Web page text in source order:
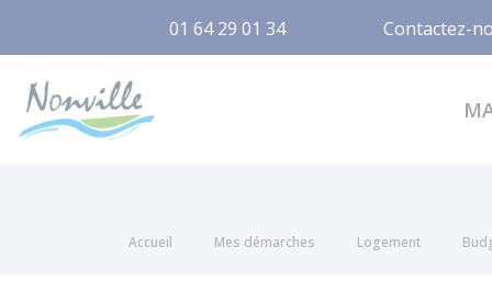
01 64 29 01 34 Contactez-
Accueil Mes démarches Logement